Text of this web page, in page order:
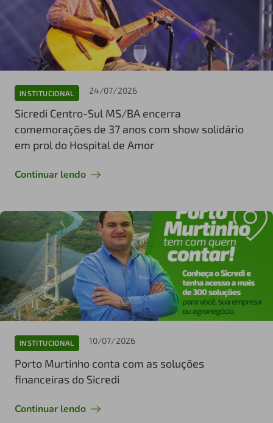
INSTITUCIONAL 24/07/2026
Sicredi Centro-Sul MS/BA encerra
comemorações de 37 anos com show solidário
em prol do Hospital de Amor
Continuar lendo
INSTITUCIONAL 10/07/2026
Porto Murtinho conta com as soluções
financeiras do Sicredi
Continuar lendo